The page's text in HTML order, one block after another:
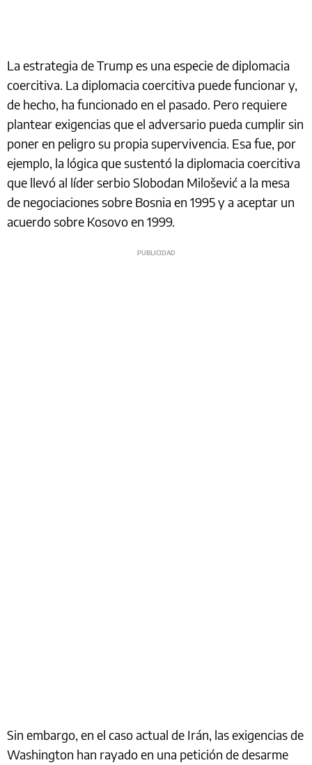
La estrategia de Trump es una especie de diplomacia
coercitiva. La diplomacia coercitiva puede funcionar y,
de hecho, ha funcionado en el pasado. Pero requiere
plantear exigencias que el adversario pueda cumplir sin
poner en peligro su propia supervivencia. Esa fue, por
ejemplo, la lógica que sustentó la diplomacia coercitiva
que llevó al líder serbio Slobodan Milošević a la mesa
de negociaciones sobre Bosnia en 1995 y a aceptar un
acuerdo sobre Kosovo en 1999.
Sin embargo, en el caso actual de Irán, las exigencias de
Washington han rayado en una petición de desarme